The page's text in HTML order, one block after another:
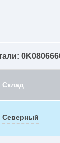
Склад
Северный